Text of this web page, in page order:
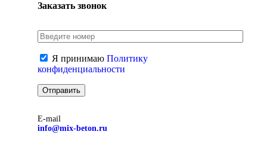
Заказать звонок
Я принимаю Политику
конфиденциальности
E-mail
info@mix-beton.ru